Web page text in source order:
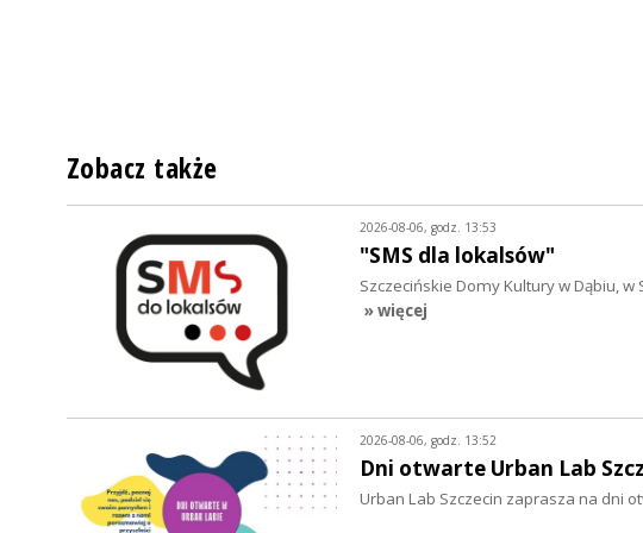
Zobacz także
2026-08-06, godz. 13:53
"SMS dla lokalsów"
Szczecińskie Domy Kultury w Dąbiu,
» więcej
2026-08-06, godz. 13:52
Dni otwarte Urban Lab
Urban Lab Szczecin zaprasza na dni